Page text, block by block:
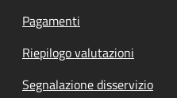
Pagamenti
Riepilogo valutazioni
Segnalazione disservizio